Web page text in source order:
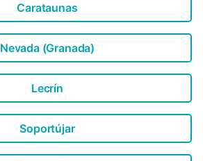
Carataunas
Nevada (Granada)
Lecrín
Soportújar